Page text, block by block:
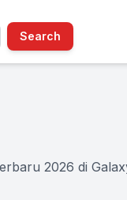
Search
2026 di